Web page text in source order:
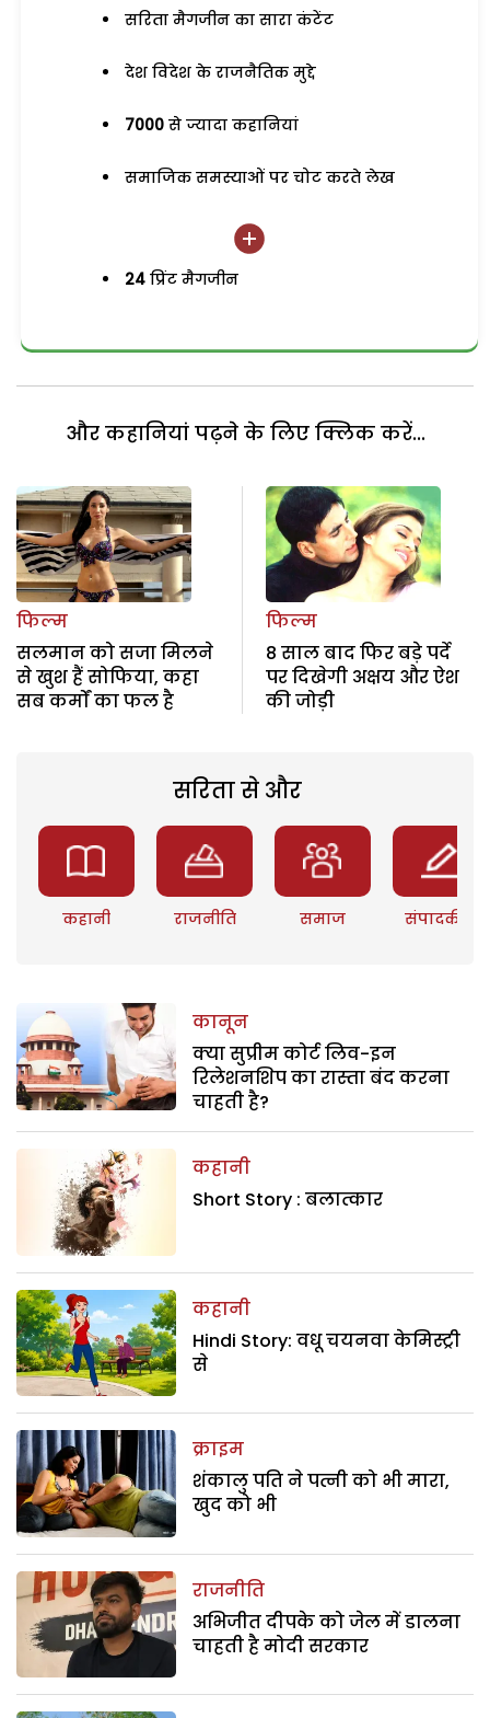
सरिता मैगजीन का सारा कंटेंट
देश विदेश के राजनैतिक मुद्दे
7000 से ज्यादा कहानियां
समाजिक समस्याओं पर चोट करते लेख
24 प्रिंट मैगजीन
और कहानियां पढ़ने के लिए क्लिक करें...
फिल्म
सलमान को सजा मिलने
से खुश हैं सोफिया, कहा
सब कर्मों का फल है
फिल्म
8 साल बाद फिर बड़े पर्दे
पर दिखेगी अक्षय और ऐश
की जोड़ी
सरिता से और
कहानी राजनीति समाज संपादकीय
कानून
क्या सुप्रीम कोर्ट लिव-इन
रिलेशनशिप का रास्ता बंद करना
चाहती है?
कहानी
Short Story : बलात्कार
कहानी
Hindi Story: वधू चयनवा केमिस्ट्री
से
क्राइम
शंकालु पति ने पत्नी को भी मारा,
खुद को भी
राजनीति
अभिजीत दीपके को जेल में डालना
चाहती है मोदी सरकार